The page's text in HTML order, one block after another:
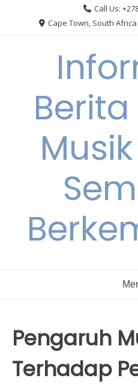
Call Us:
Cape Town, South Africa
Pengaruh
Terhadap